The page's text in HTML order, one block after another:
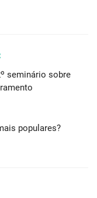
seminário sobre
populares?